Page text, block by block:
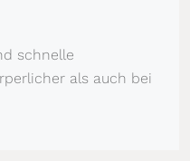
schnelle
als auch bei